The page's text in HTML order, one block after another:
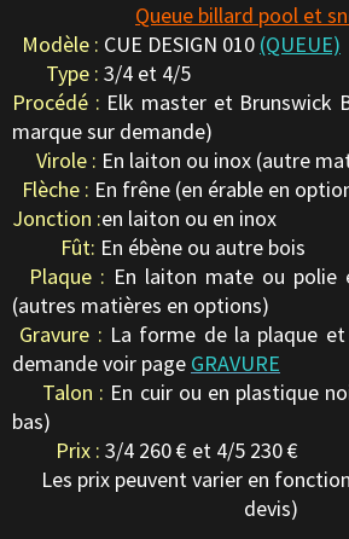
Queue billard pool et
Modèle : CUE DESIGN 010 (QUEUE)
Type : 3/4 et 4/5
Procédé : Elk master et Brunswick
marque sur demande)
Virole : En laiton ou inox (autre
Flèche : En frêne (en érable en
Jonction :en laiton ou en inox
Fût: En ébène ou autre bois
Plaque : En laiton mate ou
(autres matières en options)
Gravure : La forme de la plaque
demande voir page GRAVURE
Talon : En cuir ou en plastique
bas)
Prix : 3/4 260 € et 4/5 230 €
Les prix peuvent varier en
devis)